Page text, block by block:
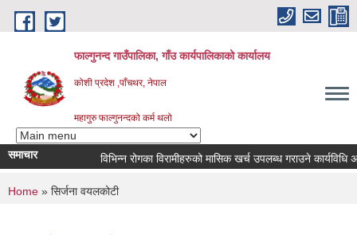
Skip to main content
फाल्गुनन्द गाउँपालिका, गाँउ कार्यपालिकाको कार्यालय
कोशी प्रदेश ,पाँचथर, नेपाल
महागुरु फाल्गुनन्दको कर्म थलो
समाचार विभिन्न रोगका विरामीहरुको मासिक खर्च उपलब्ध गराउने कार्यविधि
You are here
Home » सिर्जना वयलकोटी